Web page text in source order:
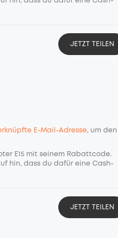
JETZT TEILEN
E-Mail-Adresse, um den
E15 mit seinem Rabattcode.
hin, dass du dafür eine Cash-
JETZT TEILEN